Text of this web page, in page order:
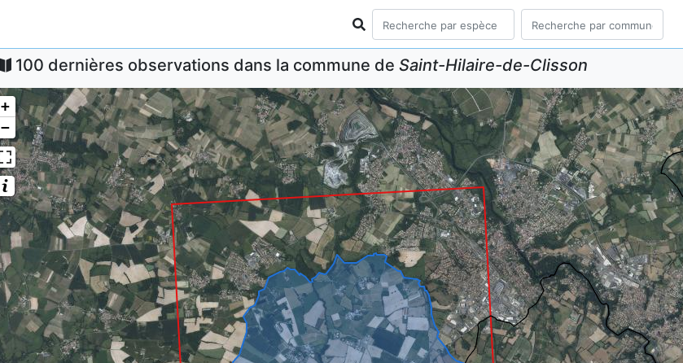
100 dernières observations dans la commune de Saint-Hilaire-de-Clisson
+
−